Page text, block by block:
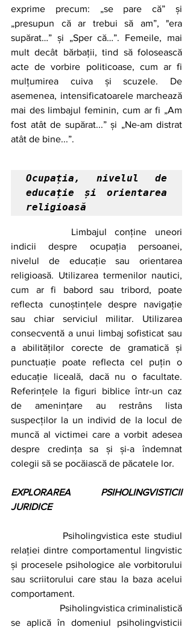
exprime precum: „se pare că” și
„presupun că ar trebui să am”, "era
supărat…” și „Sper că…”. Femeile, mai
mult decât bărbații, tind să folosească
acte de vorbire politicoase, cum ar fi
mulțumirea cuiva și scuzele. De
asemenea, intensificatoarele marchează
mai des limbajul feminin, cum ar fi „Am
fost atât de supărat...” și „Ne-am distrat
atât de bine...”.
Ocupația, nivelul de
educație și orientarea
religioasă
indicii despre ocupația persoanei,
nivelul de educație sau orientarea
religioasă. Utilizarea termenilor nautici,
cum ar fi babord sau tribord, poate
reflecta cunoștințele despre navigație
sau chiar serviciul militar. Utilizarea
consecventă a unui limbaj sofisticat sau
a abilităților corecte de gramatică și
punctuație poate reflecta cel puțin o
educație liceală, dacă nu o facultate.
Referințele la figuri biblice într-un caz
de amenințare au restrâns lista
suspecților la un individ de la locul de
muncă al victimei care a vorbit adesea
despre credința sa și și-a îndemnat
colegii să se pocăiască de păcatele lor.
EXPLORAREA PSIHOLINGVISTICII
JURIDICE
relației dintre comportamentul lingvistic
și procesele psihologice ale vorbitorului
sau scriitorului care stau la baza acelui
comportament.
se aplică în domeniul psiholingvisticii